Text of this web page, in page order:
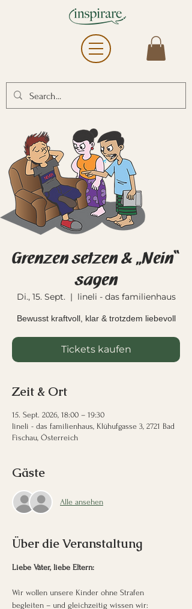
Grenzen setzen & „Nein“
sagen
Di., 15. Sept.
  |
lineli - das familienhaus
Bewusst kraftvoll, klar & trotzdem liebevoll
Tickets kaufen
Zeit & Ort
15. Sept. 2026, 18:00 – 19:30
lineli - das familienhaus, Klühufgasse 3, 2721 Bad
Fischau, Österreich
Gäste
Alle ansehen
Über die Veranstaltung
Liebe Väter, liebe Eltern:
Wir wollen unsere Kinder ohne Strafen
begleiten – und gleichzeitig wissen wir: